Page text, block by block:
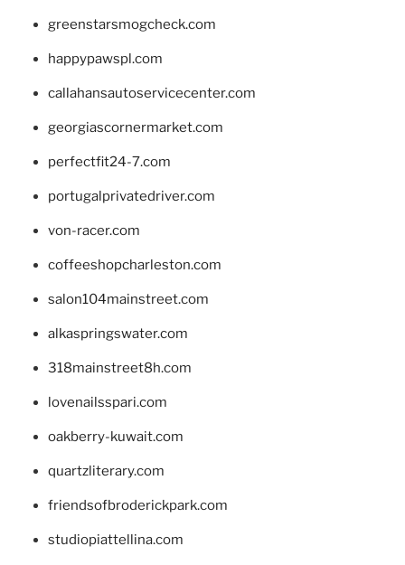
greenstarsmogcheck.com
happypawspl.com
callahansautoservicecenter.com
georgiascornermarket.com
perfectfit24-7.com
portugalprivatedriver.com
von-racer.com
coffeeshopcharleston.com
salon104mainstreet.com
alkaspringswater.com
318mainstreet8h.com
lovenailsspari.com
oakberry-kuwait.com
quartzliterary.com
friendsofbroderickpark.com
studiopiattellina.com